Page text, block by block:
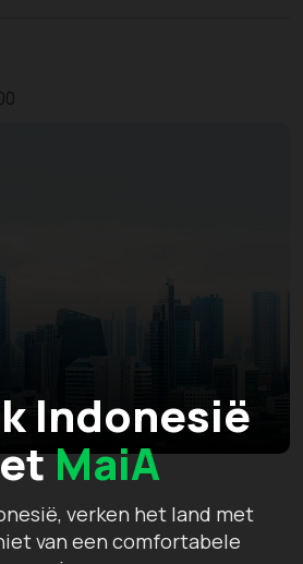
Indonesië
MaiA
verken het land met
van een comfortabele